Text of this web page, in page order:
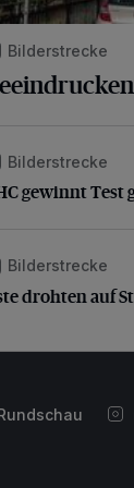
Bilderstrecke
gewinnt Test
Bilderstrecke
gewinnt Test
drohten auf
Bilderstrecke
drohten auf